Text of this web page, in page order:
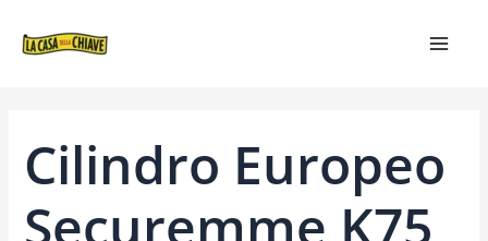
Cilindro Europeo
Securemme K75
ARTICOLI